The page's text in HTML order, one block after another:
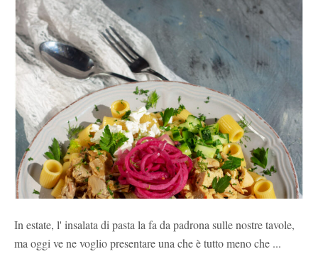
In estate, l' insalata di pasta la fa da padrona sulle nostre tavole,
ma oggi ve ne voglio presentare una che è tutto meno che ...